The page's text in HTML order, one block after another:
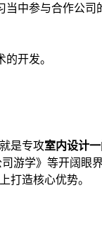
中参与合作公司
开发。
是专攻室内设计
游学》等开阔眼
打造核心优势。